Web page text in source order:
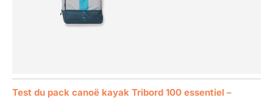
Test du pack canoë kayak Tribord 100 essentiel –